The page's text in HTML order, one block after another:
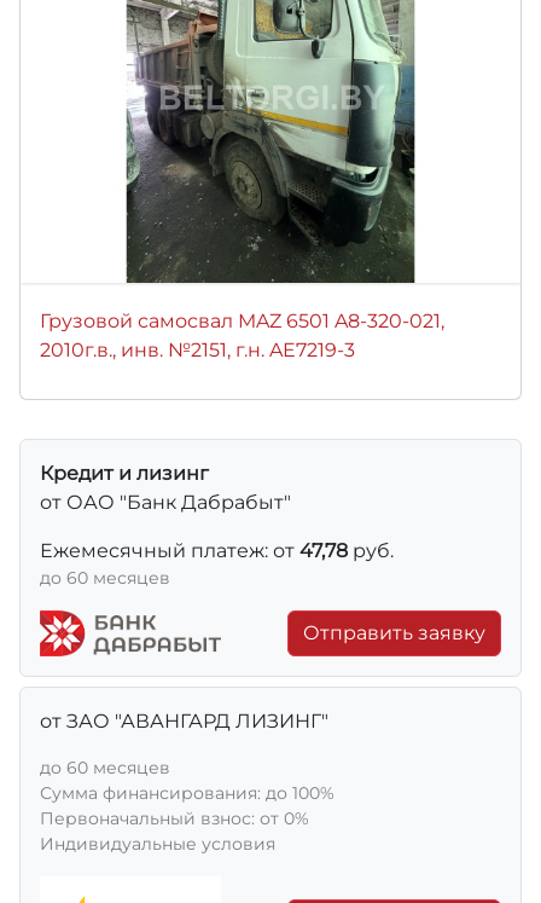
Грузовой самосвал MAZ 6501 A8-320-021,
2010г.в., инв. №2151, г.н. AE7219-3
Кредит и лизинг
от ОАО "Банк Дабрабыт"
Ежемесячный платеж: от 47,78 руб.
до 60 месяцев
Отправить заявку
от ЗАО "АВАНГАРД ЛИЗИНГ"
до 60 месяцев
Сумма финансирования: до 100%
Первоначальный взнос: от 0%
Индивидуальные условия